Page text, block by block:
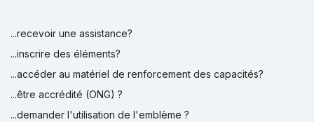
...recevoir une assistance?
...inscrire des éléments?
...accéder au matériel de renforcement des capacités?
...être accrédité (ONG) ?
...demander l'utilisation de l'emblème ?